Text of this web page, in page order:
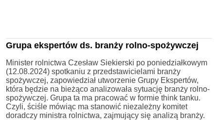
Grupa ekspertów ds. branży rolno-spożywczej
Minister rolnictwa Czesław Siekierski po poniedziałkowym
(12.08.2024) spotkaniu z przedstawicielami branży
spożywczej, zapowiedział utworzenie Grupy Ekspertów,
która będzie na bieżąco analizowała sytuację branży rolno-
spożywczej. Grupa ta ma pracować w formie think tanku.
Czyli, ściśle mówiąc ma stanowić niezależny komitet
doradczy ministra rolnictwa, zajmujący się analizą branży.